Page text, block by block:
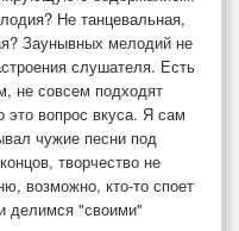
Не танцевальная,
Заунывных мелодий не
слушателя. Есть
не совсем подходят
вопрос вкуса. Я сам
чужие песни под
творчество не
возможно, кто-то споет
делимся "своими"